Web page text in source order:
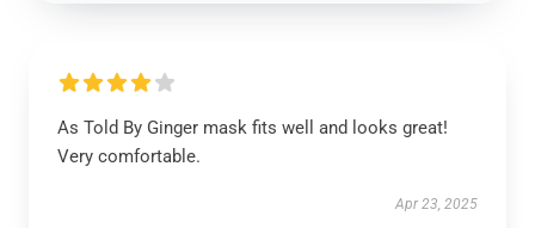
As Told By Ginger mask fits well and looks great!
Very comfortable.
Apr 23, 2025